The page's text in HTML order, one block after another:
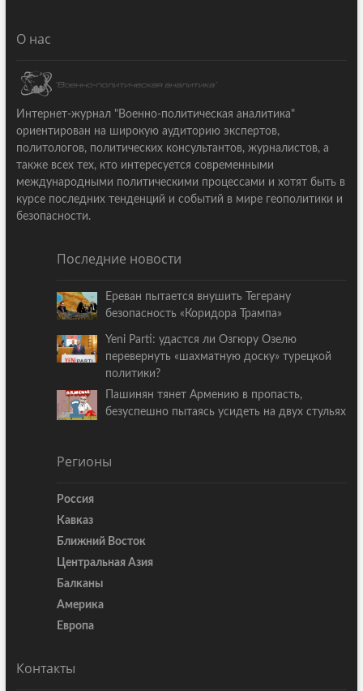
О нас
Интернет-журнал "Военно-политическая аналитика"
ориентирован на широкую аудиторию экспертов,
политологов, политических консультантов, журналистов, а
также всех тех, кто интересуется современными
международными политическими процессами и хотят быть в
курсе последних тенденций и событий в мире геополитики и
безопасности.
Последние новости
Ереван пытается внушить Тегерану
безопасность «Коридора Трампа»
Yeni Parti: удастся ли Озгюру Озелю
перевернуть «шахматную доску» турецкой
политики?
Пашинян тянет Армению в пропасть,
безуспешно пытаясь усидеть на двух стульях
Регионы
Россия
Кавказ
Ближний Восток
Центральная Азия
Балканы
Америка
Европа
Контакты